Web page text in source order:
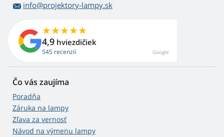
info@projektory-lampy.sk
4,9 hviezdičiek
545 recenzií Google
Čo vás zaujíma
Poradňa
Záruka na lampy
Zľava za vernosť
Návod na výmenu lampy